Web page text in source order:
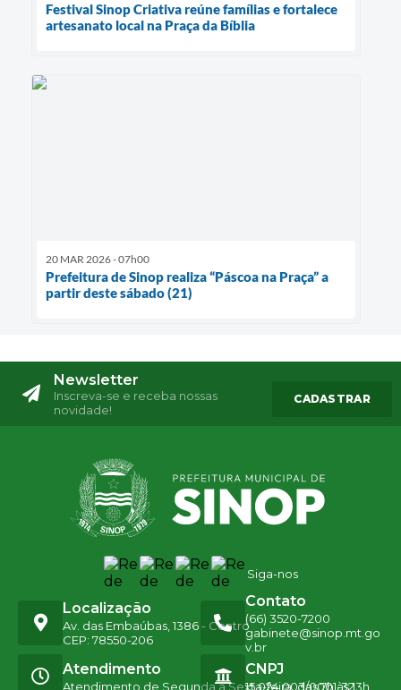
Festival Sinop Criativa reúne famílias e fortalece
artesanato local na Praça da Bíblia
20 MAR 2026 - 07h00
Prefeitura de Sinop realiza “Páscoa na Praça” a
partir deste sábado (21)
Newsletter
Inscreva-se e receba nossas
novidade!
CADASTRAR
Siga-nos
Localização
Av. das Embaúbas, 1386 - Centro
CEP: 78550-206
Contato
(66) 3520-7200
gabinete@sinop.mt.go
v.br
Atendimento
Atendimento de Segunda a Sexta-feira, das 7h às 13h
CNPJ
15.024.003/0001-32